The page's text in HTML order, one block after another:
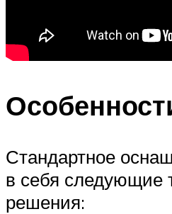
Стандартное
в себя следующие
решения: